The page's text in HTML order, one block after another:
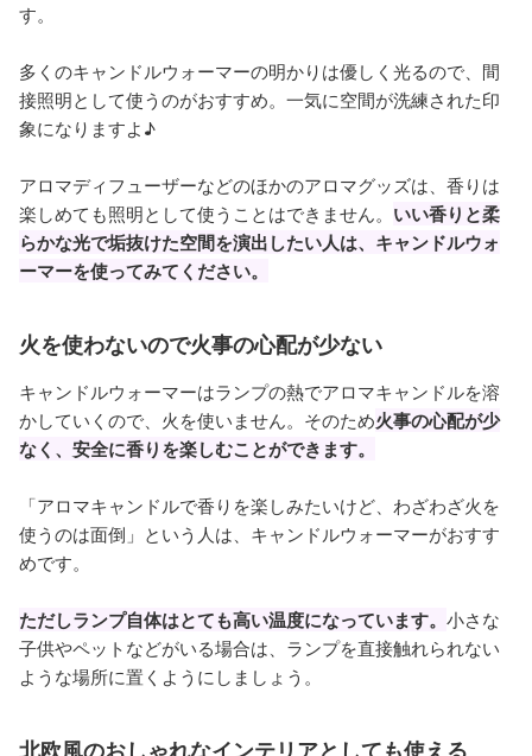
す。
多くのキャンドルウォーマーの明かりは優しく光るので、間
接照明として使うのがおすすめ。一気に空間が洗練された印
象になりますよ♪
アロマディフューザーなどのほかのアロマグッズは、香りは
楽しめても照明として使うことはできません。 いい香りと柔
らかな光で垢抜けた空間を演出したい人は、キャンドルウォ
ーマーを使ってみてください。
火を使わないので火事の心配が少ない
キャンドルウォーマーはランプの熱でアロマキャンドルを溶
かしていくので、火を使いません。そのため火事の心配が少
なく、安全に香りを楽しむことができます。
「アロマキャンドルで香りを楽しみたいけど、わざわざ火を
使うのは面倒」という人は、キャンドルウォーマーがおすす
めです。
ただしランプ自体はとても高い温度になっています。 小さな
子供やペットなどがいる場合は、ランプを直接触れられない
ような場所に置くようにしましょう。
北欧風のおしゃれなインテリアとしても使える